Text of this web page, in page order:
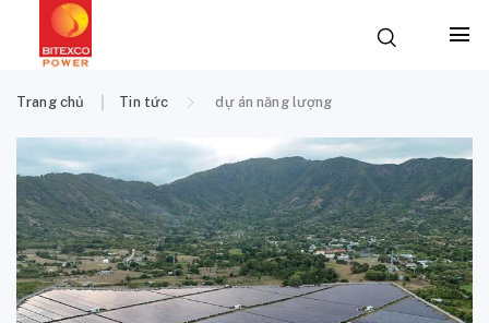
Trang chủ Tin tức dự án năng lượng